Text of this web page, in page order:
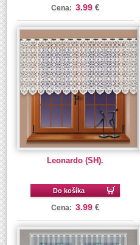
Cena: 3.99 €
Leonardo (SH).
Do košíka
Cena: 3.99 €